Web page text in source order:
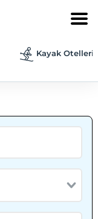
Kayak Otelleri